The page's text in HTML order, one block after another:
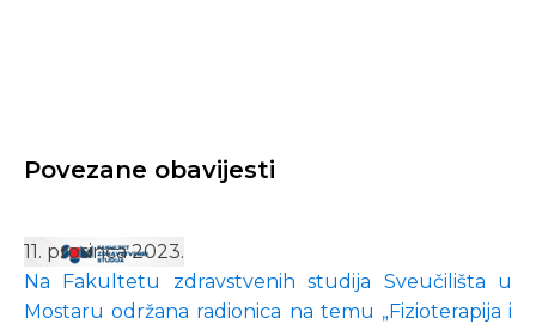
Povezane obavijesti
11. prosinca 2023.
Na Fakultetu zdravstvenih studija Sveučilišta u
Mostaru održana radionica na temu „Fizioterapija i